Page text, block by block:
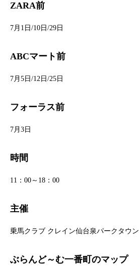
ZARA前
7月1日/10日/29日
ABCマート前
7月5日/12日/25日
フォーラス前
7月3日
時間
11：00～18：00
主催
乗馬クラブ クレイン仙台泉パークタウン
ぶらんど～む一番町のマップ